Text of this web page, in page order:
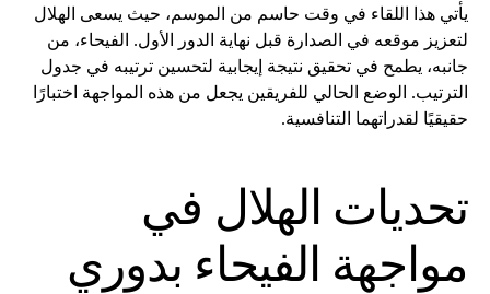
يأتي هذا اللقاء في وقت حاسم من الموسم، حيث يسعى الهلال
لتعزيز موقعه في الصدارة قبل نهاية الدور الأول. الفيحاء، من
جانبه، يطمح في تحقيق نتيجة إيجابية لتحسين ترتيبه في جدول
الترتيب. الوضع الحالي للفريقين يجعل من هذه المواجهة اختبارًا
حقيقيًا لقدراتهما التنافسية.
تحديات الهلال في
مواجهة الفيحاء بدوري